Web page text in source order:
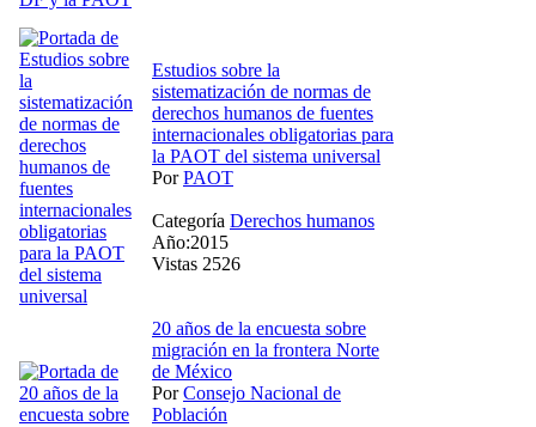
Estudios sobre la
sistematización de normas de
derechos humanos de fuentes
internacionales obligatorias para
la PAOT del sistema universal
PorPAOT
Categoría Derechos humanos
Año:2015
Vistas 2526
20 años de la encuesta sobre
migración en la frontera Norte
de México
PorConsejo Nacional de
Población